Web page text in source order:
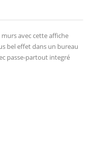
avec cette affiche
bel effet dans un bureau
passe-partout integré